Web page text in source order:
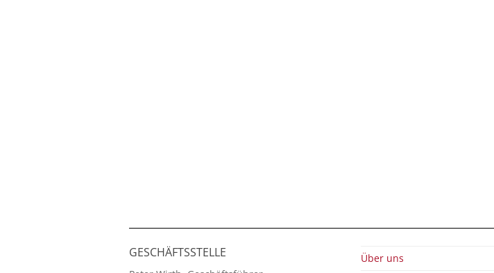
GESCHÄFTSSTELLE
Über uns